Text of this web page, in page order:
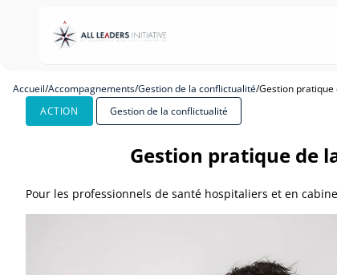
Accueil/Accompagnements/Gestion de la conflictualité/Gestion pratique
ACTION
Gestion de la conflictualité
Gestion pratique de
Pour les professionnels de santé hospitaliers et en